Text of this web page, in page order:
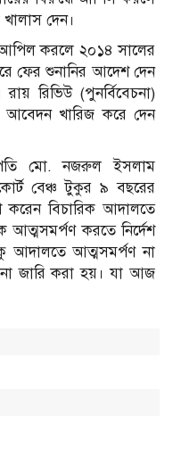
দেন।
আপিল করলে ২০১৪ সালের
ফের শুনানির আদেশ দেন
রিভিউ (পুনর্বিবেচনা)
খারিজ করে দেন
মো. নজরুল ইসলাম
বেঞ্চ টুকুর ৯ বছরের
করেন বিচারিক আদালতে
আত্মসমর্পণ করতে নির্দেশ
আদালতে আত্মসমর্পণ না
জারি করা হয়। যা আজ